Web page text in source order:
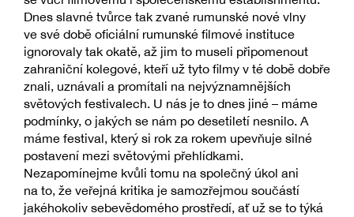
Dnes slavné tvůrce tak zvané rumunské nové vlny
ve své době oficiální rumunské filmové instituce
ignorovaly tak okatě, až jim to museli připomenout
zahraniční kolegové, kteří už tyto filmy v té době dobře
znali, uznávali a promítali na nejvýznamnějších
světových festivalech. U nás je to dnes jiné – máme
podmínky, o jakých se nám po desetiletí nesnilo. A
máme festival, který si rok za rokem upevňuje silné
postavení mezi světovými přehlídkami.
Nezapomínejme kvůli tomu na společný úkol ani
na to, že veřejná kritika je samozřejmou součástí
jakéhokoliv sebevědomého prostředí, ať už se to týká